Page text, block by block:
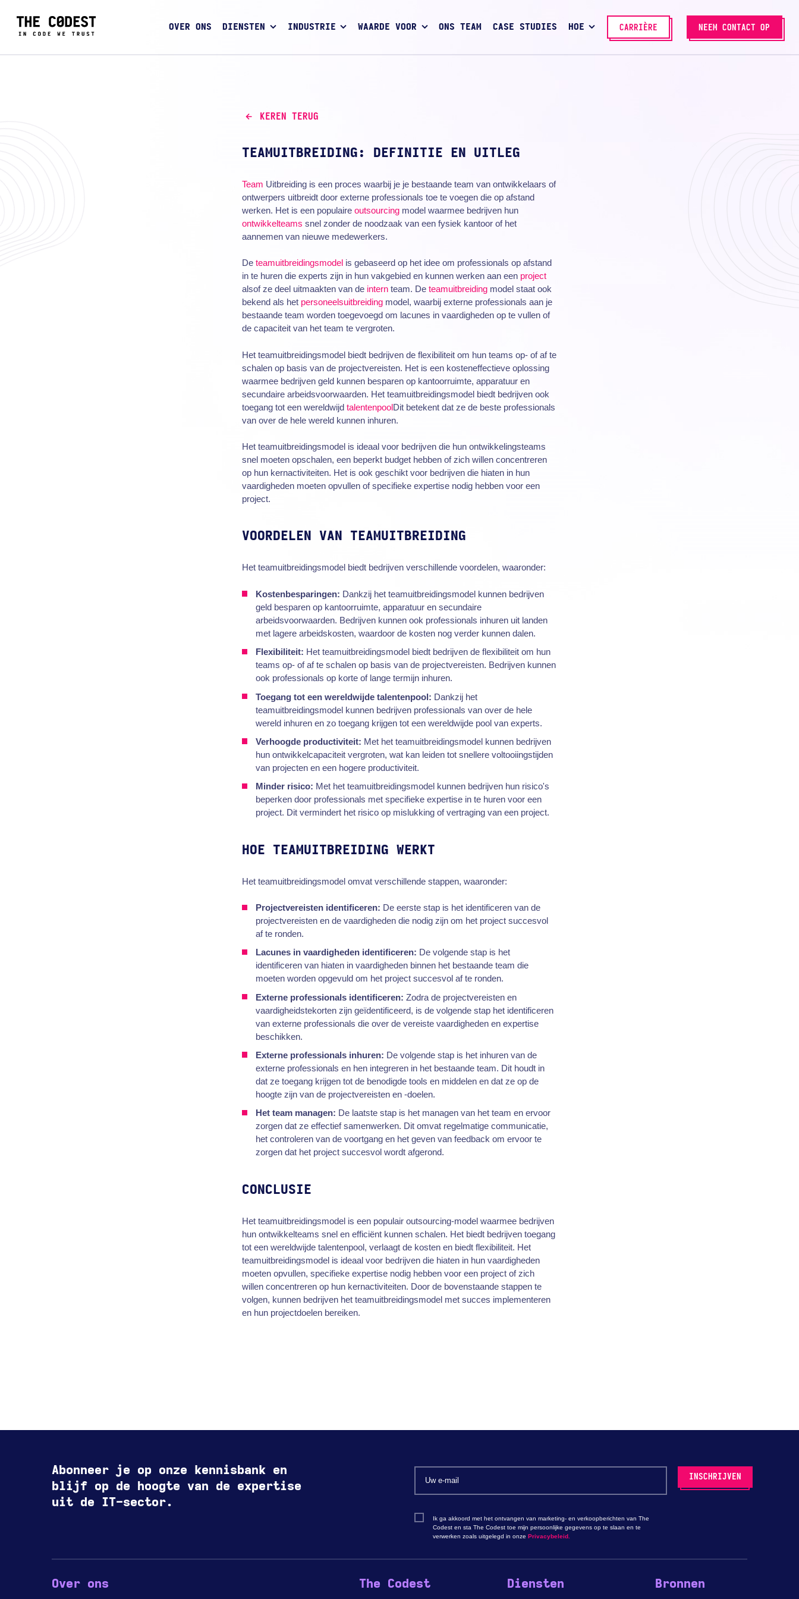
OVER ONS DIENSTEN INDUSTRIE WAARDE VOOR ONS TEAM CASE STUDIES HOE CARRIÈRE NEEM CONTACT OP
KEREN TERUG
TEAMUITBREIDING: DEFINITIE EN UITLEG
Team Uitbreiding is een proces waarbij je je bestaande team van ontwikkelaars of
ontwerpers uitbreidt door externe professionals toe te voegen die op afstand
werken. Het is een populaire outsourcingmodel waarmee bedrijven hun
ontwikkelteams snel zonder de noodzaak van een fysiek kantoor of het
aannemen van nieuwe medewerkers.
De teamuitbreidingsmodelis gebaseerd op het idee om professionals op afstand
in te huren die experts zijn in hun vakgebied en kunnen werken aan een project
alsof ze deel uitmaakten van de internteam. De teamuitbreidingmodel staat ook
bekend als het personeelsuitbreidingmodel, waarbij externe professionals aan je
bestaande team worden toegevoegd om lacunes in vaardigheden op te vullen of
de capaciteit van het team te vergroten.
Het teamuitbreidingsmodel biedt bedrijven de flexibiliteit om hun teams op- of af te
schalen op basis van de projectvereisten. Het is een kosteneffectieve oplossing
waarmee bedrijven geld kunnen besparen op kantoorruimte, apparatuur en
secundaire arbeidsvoorwaarden. Het teamuitbreidingsmodel biedt bedrijven ook
toegang tot een wereldwijd talentenpoolDit betekent dat ze de beste professionals
van over de hele wereld kunnen inhuren.
Het teamuitbreidingsmodel is ideaal voor bedrijven die hun ontwikkelingsteams
snel moeten opschalen, een beperkt budget hebben of zich willen concentreren
op hun kernactiviteiten. Het is ook geschikt voor bedrijven die hiaten in hun
vaardigheden moeten opvullen of specifieke expertise nodig hebben voor een
project.
VOORDELEN VAN TEAMUITBREIDING
Het teamuitbreidingsmodel biedt bedrijven verschillende voordelen, waaronder:
Kostenbesparingen: Dankzij het teamuitbreidingsmodel kunnen bedrijven
geld besparen op kantoorruimte, apparatuur en secundaire
arbeidsvoorwaarden. Bedrijven kunnen ook professionals inhuren uit landen
met lagere arbeidskosten, waardoor de kosten nog verder kunnen dalen.
Flexibiliteit: Het teamuitbreidingsmodel biedt bedrijven de flexibiliteit om hun
teams op- of af te schalen op basis van de projectvereisten. Bedrijven kunnen
ook professionals op korte of lange termijn inhuren.
Toegang tot een wereldwijde talentenpool: Dankzij het
teamuitbreidingsmodel kunnen bedrijven professionals van over de hele
wereld inhuren en zo toegang krijgen tot een wereldwijde pool van experts.
Verhoogde productiviteit: Met het teamuitbreidingsmodel kunnen bedrijven
hun ontwikkelcapaciteit vergroten, wat kan leiden tot snellere voltooiingstijden
van projecten en een hogere productiviteit.
Minder risico: Met het teamuitbreidingsmodel kunnen bedrijven hun risico's
beperken door professionals met specifieke expertise in te huren voor een
project. Dit vermindert het risico op mislukking of vertraging van een project.
HOE TEAMUITBREIDING WERKT
Het teamuitbreidingsmodel omvat verschillende stappen, waaronder:
Projectvereisten identificeren: De eerste stap is het identificeren van de
projectvereisten en de vaardigheden die nodig zijn om het project succesvol
af te ronden.
Lacunes in vaardigheden identificeren: De volgende stap is het
identificeren van hiaten in vaardigheden binnen het bestaande team die
moeten worden opgevuld om het project succesvol af te ronden.
Externe professionals identificeren: Zodra de projectvereisten en
vaardigheidstekorten zijn geïdentificeerd, is de volgende stap het identificeren
van externe professionals die over de vereiste vaardigheden en expertise
beschikken.
Externe professionals inhuren: De volgende stap is het inhuren van de
externe professionals en hen integreren in het bestaande team. Dit houdt in
dat ze toegang krijgen tot de benodigde tools en middelen en dat ze op de
hoogte zijn van de projectvereisten en -doelen.
Het team managen: De laatste stap is het managen van het team en ervoor
zorgen dat ze effectief samenwerken. Dit omvat regelmatige communicatie,
het controleren van de voortgang en het geven van feedback om ervoor te
zorgen dat het project succesvol wordt afgerond.
CONCLUSIE
Het teamuitbreidingsmodel is een populair outsourcing-model waarmee bedrijven
hun ontwikkelteams snel en efficiënt kunnen schalen. Het biedt bedrijven toegang
tot een wereldwijde talentenpool, verlaagt de kosten en biedt flexibiliteit. Het
teamuitbreidingsmodel is ideaal voor bedrijven die hiaten in hun vaardigheden
moeten opvullen, specifieke expertise nodig hebben voor een project of zich
willen concentreren op hun kernactiviteiten. Door de bovenstaande stappen te
volgen, kunnen bedrijven het teamuitbreidingsmodel met succes implementeren
en hun projectdoelen bereiken.
Abonneer je op onze kennisbank en
blijf op de hoogte van de expertise
uit de IT-sector.
Ik ga akkoord met het ontvangen van marketing- en verkoopberichten van The
Codest en sta The Codest toe mijn persoonlijke gegevens op te slaan en te
verwerken zoals uitgelegd in onzePrivacybeleid.
Over ons The Codest Diensten Bronnen